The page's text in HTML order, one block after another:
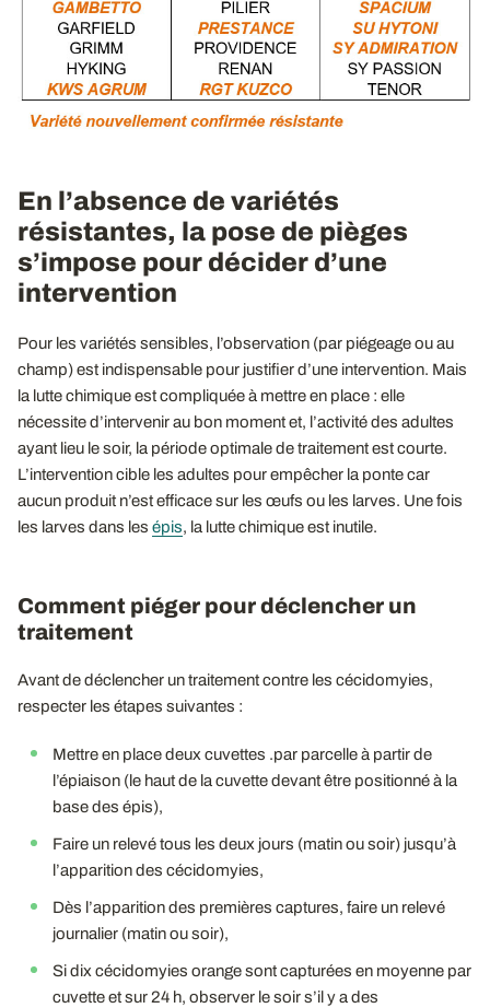
En l’absence de variétés
résistantes, la pose de pièges
s’impose pour décider d’une
intervention
Pour les variétés sensibles, l’observation (par piégeage ou au
champ) est indispensable pour justifier d’une intervention. Mais
la lutte chimique est compliquée à mettre en place : elle
nécessite d’intervenir au bon moment et, l’activité des adultes
ayant lieu le soir, la période optimale de traitement est courte.
L’intervention cible les adultes pour empêcher la ponte car
aucun produit n’est efficace sur les œufs ou les larves. Une fois
les larves dans les épis, la lutte chimique est inutile.
Comment piéger pour déclencher un
traitement
Avant de déclencher un traitement contre les cécidomyies,
respecter les étapes suivantes :
Mettre en place deux cuvettes .par parcelle à partir de
l’épiaison (le haut de la cuvette devant être positionné à la
base des épis),
Faire un relevé tous les deux jours (matin ou soir) jusqu’à
l’apparition des cécidomyies,
Dès l’apparition des premières captures, faire un relevé
journalier (matin ou soir),
Si dix cécidomyies orange sont capturées en moyenne par
cuvette et sur 24 h, observer le soir s’il y a des